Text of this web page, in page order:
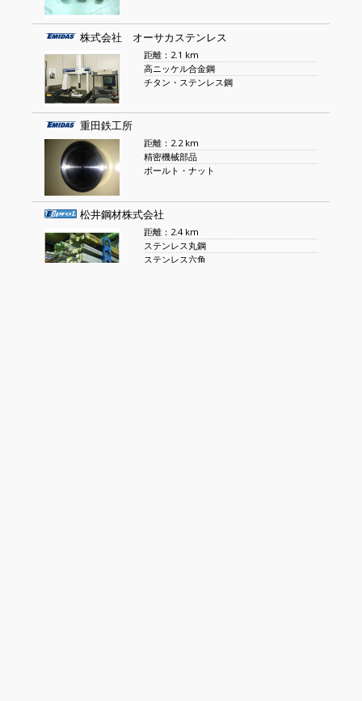
株式会社 オーサカステンレス
距離：2.1 km
高ニッケル合金鋼
チタン・ステンレス鋼
重田鉄工所
距離：2.2 km
精密機械部品
ボールト・ナット
松井鋼材株式会社
距離：2.4 km
ステンレス丸鋼
ステンレス六角